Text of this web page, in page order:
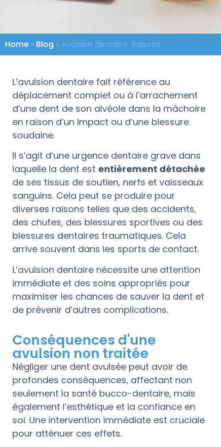
Home » Blog » Avulsion dentaire: Raisons
L’avulsion dentaire fait référence au
déplacement complet ou à l’arrachement
d’une dent de son alvéole dans la mâchoire
en raison d’un impact ou d’une blessure
soudaine.
Il s’agit d’une urgence dentaire grave dans
laquelle la dent est entièrement détachée
de ses tissus de soutien, nerfs et vaisseaux
sanguins. Cela peut se produire pour
diverses raisons telles que des accidents,
des chutes, des blessures sportives ou des
blessures dentaires traumatiques. Cela
arrive souvent dans les sports de contact.
L’avulsion dentaire nécessite une attention
immédiate et des soins appropriés pour
maximiser les chances de sauver la dent et
de prévenir d’autres complications.
Conséquences d'une
avulsion non traitée
Négliger une dent avulsée peut avoir de
profondes conséquences, affectant non
seulement la santé bucco-dentaire, mais
également l’esthétique et la confiance en
soi. Une intervention immédiate est cruciale
pour atténuer ces effets.